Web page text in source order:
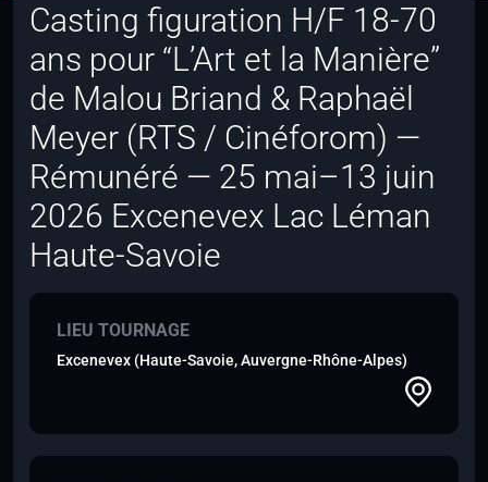
Casting figuration H/F 18-70
ans pour “L’Art et la Manière”
de Malou Briand & Raphaël
Meyer (RTS / Cinéforom) —
Rémunéré — 25 mai–13 juin
2026 Excenevex Lac Léman
Haute-Savoie
LIEU TOURNAGE
Excenevex (Haute-Savoie, Auvergne-Rhône-Alpes)